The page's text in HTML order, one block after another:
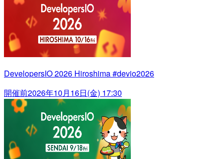
DevelopersIO 2026 Hiroshima #devio2026
開催前2026年10月16日(金) 17:30